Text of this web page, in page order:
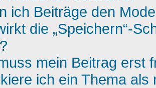
ich Beiträge den
die „Speichern“-
mein Beitrag erst
ich ein Thema als